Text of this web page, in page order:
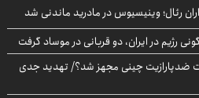
رئال؛ وینیسیوس در مادرید ماندنی شد
رژیم در ایران، دو قربانی در موساد گرفت
ضدپارازیت چینی مجهز شد؟/ تهدید جدی